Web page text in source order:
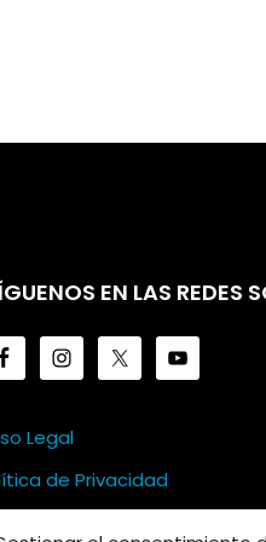
EN LAS REDES
Legal
de Privacidad